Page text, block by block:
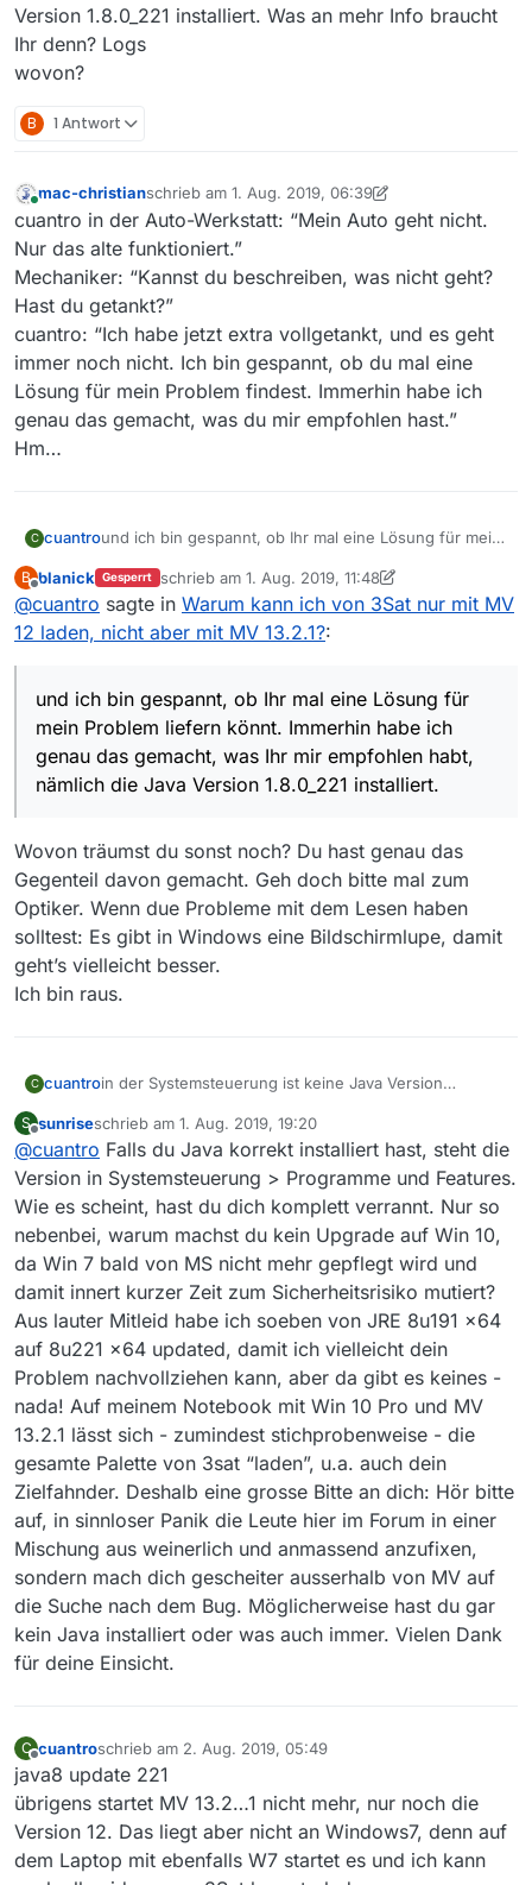
Version 1.8.0_221 installiert. Was an mehr Info braucht
Ihr denn? Logs
wovon?
B 1 Antwort
Online
mac-christianschrieb am 1. Aug. 2019, 06:39
zuletzt editiert von mac-christian
cuantro in der Auto-Werkstatt: “Mein Auto geht nicht.
Nur das alte funktioniert.”
Mechaniker: “Kannst du beschreiben, was nicht geht?
Hast du getankt?”
cuantro: “Ich habe jetzt extra vollgetankt, und es geht
immer noch nicht. Ich bin gespannt, ob du mal eine
Lösung für mein Problem findest. Immerhin habe ich
genau das gemacht, was du mir empfohlen hast.”
Hm…
C cuantround ich bin gespannt, ob Ihr mal eine Lösung für mein
gemacht, was Ihr mir empfohlen habt, nämlich die Java
Version 1.8.0_221 installiert. Was an mehr Info braucht
Ihr denn? Logs
B
Offline
blanick Gesperrt schrieb am 1. Aug. 2019, 11:48
zuletzt editiert von blanick8. Jan. 2019, 13:51
@cuantro sagte in Warum kann ich von 3Sat nur mit MV
12 laden, nicht aber mit MV 13.2.1?:
und ich bin gespannt, ob Ihr mal eine Lösung für
mein Problem liefern könnt. Immerhin habe ich
genau das gemacht, was Ihr mir empfohlen habt,
nämlich die Java Version 1.8.0_221 installiert.
Wovon träumst du sonst noch? Du hast genau das
Gegenteil davon gemacht. Geh doch bitte mal zum
Optiker. Wenn due Probleme mit dem Lesen haben
solltest: Es gibt in Windows eine Bildschirmlupe, damit
geht’s vielleicht besser.
Ich bin raus.
C cuantroin der Systemsteuerung ist keine Java Version
S
Offline
sunriseschrieb am 1. Aug. 2019, 19:20
zuletzt editiert von
@cuantro Falls du Java korrekt installiert hast, steht die
Version in Systemsteuerung > Programme und Features.
Wie es scheint, hast du dich komplett verrannt. Nur so
nebenbei, warum machst du kein Upgrade auf Win 10,
da Win 7 bald von MS nicht mehr gepflegt wird und
damit innert kurzer Zeit zum Sicherheitsrisiko mutiert?
Aus lauter Mitleid habe ich soeben von JRE 8u191 x64
auf 8u221 x64 updated, damit ich vielleicht dein
Problem nachvollziehen kann, aber da gibt es keines -
nada! Auf meinem Notebook mit Win 10 Pro und MV
13.2.1 lässt sich - zumindest stichprobenweise - die
gesamte Palette von 3sat “laden”, u.a. auch dein
Zielfahnder. Deshalb eine grosse Bitte an dich: Hör bitte
auf, in sinnloser Panik die Leute hier im Forum in einer
Mischung aus weinerlich und anmassend anzufixen,
sondern mach dich gescheiter ausserhalb von MV auf
die Suche nach dem Bug. Möglicherweise hast du gar
kein Java installiert oder was auch immer. Vielen Dank
für deine Einsicht.
C
Offline
cuantroschrieb am 2. Aug. 2019, 05:49
zuletzt editiert von
java8 update 221
übrigens startet MV 13.2…1 nicht mehr, nur noch die
Version 12. Das liegt aber nicht an Windows7, denn auf
dem Laptop mit ebenfalls W7 startet es und ich kann